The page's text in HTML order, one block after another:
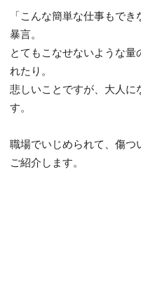
「こんな簡単な仕事もで
暴言。
とてもこなせないような量
れたり。
悲しいことですが、大人に
す。
職場でいじめられて、傷つ
ご紹介します。